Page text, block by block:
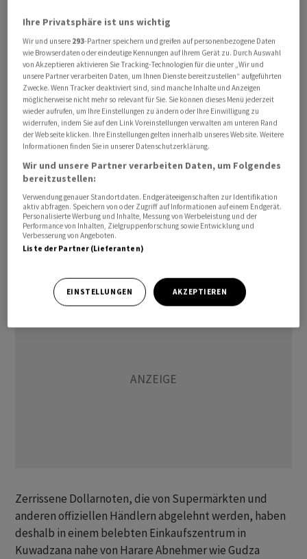
wieder in Umlauf gebracht.
Schwarzmarkthändler Cuthbert Gudza hat daraus ein
Geschäft gemacht. Er hält einen Zwei-Dollar-Schein
hoch, um einen Riss zu begutachten. Dann klebt er ihn
vorsichtig wieder zusammen. Anschliessend legt er die
Banknote zum Trocknen in die Sonne und befindet: "So
gut wie neu."
Seit dem Zusammenbruch des simbabwischen Dollar im
Jahr 2009 infolge einer rekordverdächtigen Inflation
sind die Einheimischen für ihre täglichen Transaktionen
auf den "Greenback" angewiesen. Doch da der Zugang
zu der US-Währung begrenzt ist, feiern selbst stark
Zerrissene Dollarnoten, die von Supermärkten und
anderen offiziellen Händlern abgelehnt werden, haben
deshalb in einem belebten Einkaufszentrum in
Kuwadzana nahe von Harare Abnehmer wie Gudza
Ihre Privatsphäre ist uns wichtig
Wir und unsere 293-Partner speichern und greifen auf personenbezogene Daten
wie Browserdaten oder eindeutige Kennungen auf Ihrem Gerät zu. Durch Auswahl
von Akzeptieren aktivieren Sie Tracking-Technologien für die unter „Wir und
unsere Partner verarbeiten Daten, um Ihnen Dienste bereitzustellen“ aufgeführten
Zwecke. Wenn Tracker deaktiviert sind, sind manche Inhalte und Anzeigen
möglicherweise nicht mehr so relevant für Sie. Sie können dieses Menü jederzeit
wieder aufrufen, um Ihre Einstellungen zu ändern oder Ihre Einwilligung zu
widerrufen, indem Sie auf den Link Voreinstellungen verwalten am unteren Rand
der Webseite klicken. Ihre Einstellungen gelten innerhalb unseres Website. Weitere
Informationen finden Sie in unserer Datenschutzerklärung.
Wir und unsere Partner verarbeiten Daten, um Folgendes
bereitzustellen:
Verwendung genauer Standortdaten. Endgeräteeigenschaften zur Identifikation
aktiv abfragen. Speichern von oder Zugriff auf Informationen auf einem Endgerät.
Personalisierte Werbung und Inhalte, Messung von Werbeleistung und der
Performance von Inhalten, Zielgruppenforschung sowie Entwicklung und
Verbesserung von Angeboten.
Liste der Partner (Lieferanten)
EINSTELLUNGEN AKZEPTIEREN